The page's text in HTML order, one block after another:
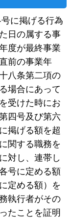
に掲げる行為
日の属する事
度が最終事業
前の事業年
八条第二項の
場合にあって
受けた時にお
四号及び第六
掲げる額を超
関する職務を
対し、連帯し
号に定める額
定める額）を
執行者がその
たことを証明